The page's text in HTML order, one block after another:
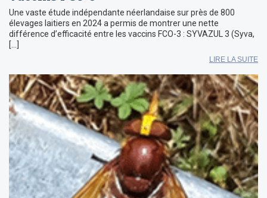
Une vaste étude indépendante néerlandaise sur près de 800
élevages laitiers en 2024 a permis de montrer une nette
différence d’efficacité entre les vaccins FCO-3 : SYVAZUL 3 (Syva,
[…]
LIRE LA SUITE